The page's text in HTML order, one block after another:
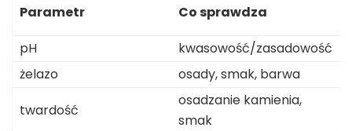
Parametr Co sprawdza
pH
kwasowość/zasadowość
żelazo
osady, smak, barwa
twardość
osadzanie kamienia,
smak